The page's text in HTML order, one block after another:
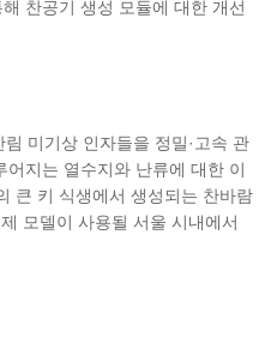
찬공기 생성 모듈에 대한 개선
미기상 인자들을 정밀·고속 관
지는 열수지와 난류에 대한 이
큰 키 식생에서 생성되는 찬바람
모델이 사용될 서울 시내에서